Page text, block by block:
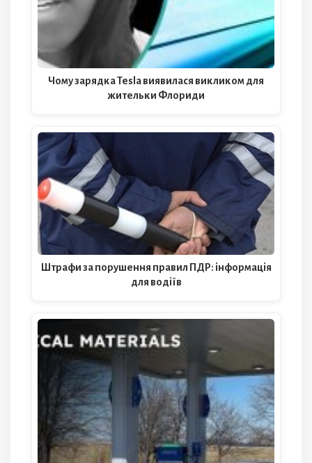
Чому зарядка Tesla виявилася викликом для
жительки Флориди
Штрафи за порушення правил ПДР: інформація
для водіїв